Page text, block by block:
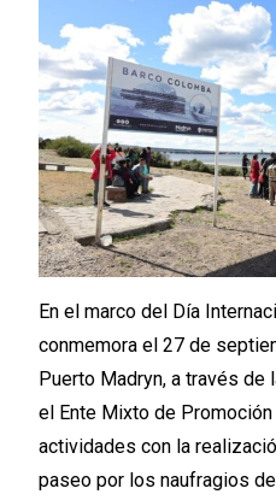
En el marco del Día
conmemora el 27 de
Puerto Madryn, a través de
el Ente Mixto de
actividades con la
paseo por los naufragios